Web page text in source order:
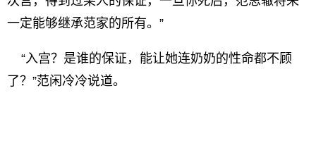
一定能够继承范家的所有。”
“入宫？是谁的保证，能让她连奶奶的性命都不顾
了？”范闲冷冷说道。